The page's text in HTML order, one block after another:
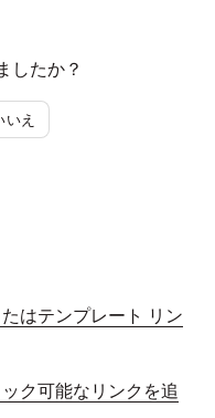
したか？
いえ
はテンプレート リン
ク可能なリンクを追